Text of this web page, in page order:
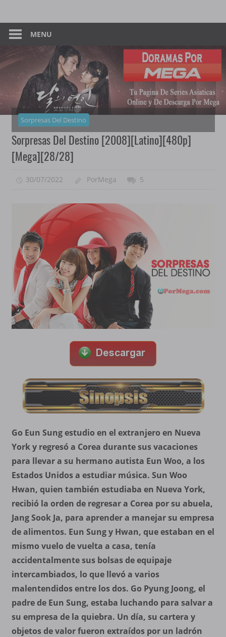
content
Dorama
–
Por
Mega
Pagina
Descarga
Por
Mega
MENU
Sorpresas Del Destino
Sorpresas Del Destino [2008][Latino][480p]
[Mega][28/28]
30/07/2022 PorMega 5
Go Eun Sung estudio en el extranjero en Nueva
York y regresó a Corea durante sus vacaciones
para llevar a su hermano autista Eun Woo, a los
Estados Unidos a estudiar música. Sun Woo
Hwan, quien también estudiaba en Nueva York,
recibió la orden de regresar a Corea por su abuela,
Jang Sook Ja, para aprender a manejar su empresa
de alimentos. Eun Sung y Hwan, que estaban en el
mismo vuelo de vuelta a casa, tenía
accidentalmente sus bolsas de equipaje
intercambiados, lo que llevó a varios
malentendidos entre los dos. Go Pyung Joong, el
padre de Eun Sung, estaba luchando para salvar a
su empresa de la quiebra. Un día, su cartera y
objetos de valor fueron extraídos por un ladrón